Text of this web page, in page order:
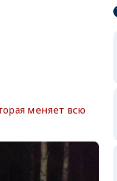
меняет всю